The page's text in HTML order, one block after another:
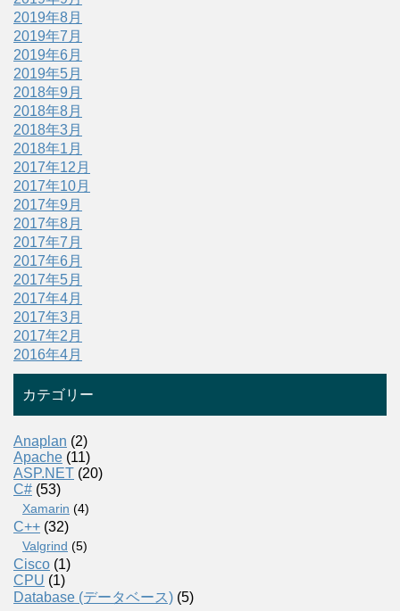
2019年8月
2019年7月
2019年6月
2019年5月
2018年9月
2018年8月
2018年3月
2018年1月
2017年12月
2017年10月
2017年9月
2017年8月
2017年7月
2017年6月
2017年5月
2017年4月
2017年3月
2017年2月
2016年4月
カテゴリー
Anaplan (2)
Apache (11)
ASP.NET (20)
C# (53)
Xamarin (4)
C++ (32)
Valgrind (5)
Cisco (1)
CPU (1)
Database (データベース) (5)